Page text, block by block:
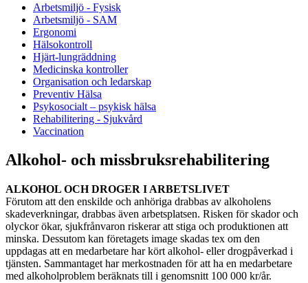
Arbetsmiljö - Fysisk
Arbetsmiljö - SAM
Ergonomi
Hälsokontroll
Hjärt-lungräddning
Medicinska kontroller
Organisation och ledarskap
Preventiv Hälsa
Psykosocialt – psykisk hälsa
Rehabilitering - Sjukvård
Vaccination
Alkohol- och missbruksrehabilitering
ALKOHOL OCH DROGER I ARBETSLIVET
Förutom att den enskilde och anhöriga drabbas av alkoholens
skadeverkningar, drabbas även arbetsplatsen. Risken för skador och
olyckor ökar, sjukfrånvaron riskerar att stiga och produktionen att
minska. Dessutom kan företagets image skadas tex om den
uppdagas att en medarbetare har kört alkohol- eller drogpåverkad i
tjänsten. Sammantaget har merkostnaden för att ha en medarbetare
med alkoholproblem beräknats till i genomsnitt 100 000 kr/år.